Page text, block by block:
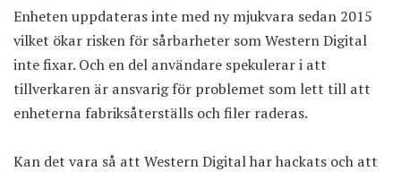
Enheten uppdateras inte med ny mjukvara sedan 2015
vilket ökar risken för sårbarheter som Western Digital
inte fixar. Och en del användare spekulerar i att
tillverkaren är ansvarig för problemet som lett till att
enheterna fabriksåterställs och filer raderas.
Kan det vara så att Western Digital har hackats och att